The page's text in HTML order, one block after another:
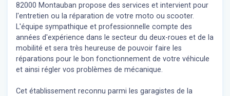
82000 Montauban propose des services et intervient pour
l'entretien ou la réparation de votre moto ou scooter.
L'équipe sympathique et professionnelle compte des
années d'expérience dans le secteur du deux-roues et de la
mobilité et sera très heureuse de pouvoir faire les
réparations pour le bon fonctionnement de votre véhicule
et ainsi régler vos problèmes de mécanique.
Cet établissement reconnu parmi les garagistes de la